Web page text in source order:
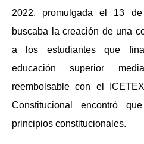
2022, promulgada el 13
buscaba la creación de una
a los estudiantes que
educación superior
reembolsable con el
Constitucional encontró
principios constitucionales.